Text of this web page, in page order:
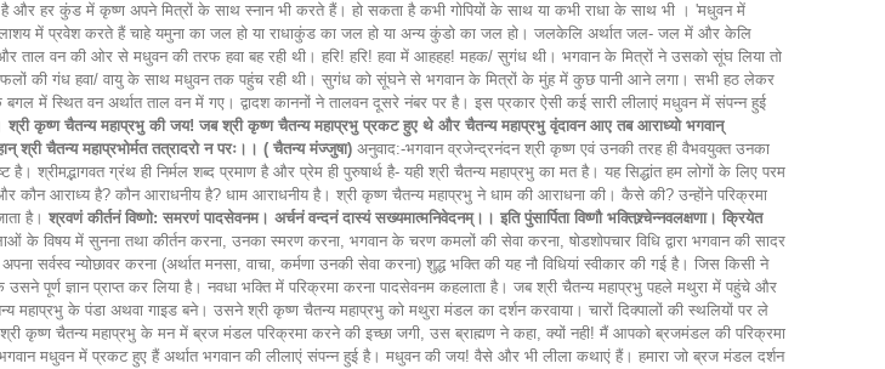
और हर कुंड में कृष्ण अपने मित्रों के साथ स्नान भी करते हैं। हो सकता है कभी गोपियों के साथ या कभी राधा के साथ भी । 'मधुवन में
में प्रवेश करते हैं चाहे यमुना का जल हो या राधाकुंड का जल हो या अन्य कुंडो का जल हो। जलकेलि अर्थात जल- जल में और केलि
ताल वन की ओर से मधुवन की तरफ हवा बह रही थी। हरि! हरि! हवा में आहहह! महक/ सुगंध थी। भगवान के मित्रों ने उसको सूंघ लिया तो
की गंध हवा/ वायु के साथ मधुवन तक पहुंच रही थी। सुगंध को सूंघने से भगवान के मित्रों के मुंह में कुछ पानी आने लगा। सभी हठ लेकर
स्थित वन अर्थात ताल वन में गए। द्वादश काननों ने तालवन दूसरे नंबर पर है। इस प्रकार ऐसी कई सारी लीलाएं मधुवन में संपन्न हुई
श्री कृष्ण चैतन्य महाप्रभु की जय! जब श्री कृष्ण चैतन्य महाप्रभु प्रकट हुए थे और चैतन्य महाप्रभु वृंदावन आए तब आराध्यो भगवान्
श्री चैतन्य महाप्रभोर्मत तत्रादरो न परः।। ( चैतन्य मंज्जुषा) अनुवाद:-भगवान व्रजेन्द्रनंदन श्री कृष्ण एवं उनकी तरह ही वैभवयुक्त उनका
श्रीमद्भागवत ग्रंथ ही निर्मल शब्द प्रमाण है और प्रेम ही पुरुषार्थ है- यही श्री चैतन्य महाप्रभु का मत है। यह सिद्धांत हम लोगों के लिए परम
आराध्य है? कौन आराधनीय है? धाम आराधनीय है। श्री कृष्ण चैतन्य महाप्रभु ने धाम की आराधना की। कैसे की? उन्होंने परिक्रमा
है। श्रवणं कीर्तनं विष्णो: समरणं पादसेवनम। अर्चनं वन्दनं दास्यं सख्यमात्मनिवेदनम्।। इति पुंसार्पिता विष्णौ भक्तिश्र्चेन्नवलक्षणा। क्रियेत
के विषय में सुनना तथा कीर्तन करना, उनका स्मरण करना, भगवान के चरण कमलों की सेवा करना, षोडशोपचार विधि द्वारा भगवान की सादर
सर्वस्व न्योछावर करना (अर्थात मनसा, वाचा, कर्मणा उनकी सेवा करना) शुद्ध भक्ति की यह नौ विधियां स्वीकार की गई है। जिस किसी ने
उसने पूर्ण ज्ञान प्राप्त कर लिया है। नवधा भक्ति में परिक्रमा करना पादसेवनम कहलाता है। जब श्री चैतन्य महाप्रभु पहले मथुरा में पहुंचे और
के पंडा अथवा गाइड बने। उसने श्री कृष्ण चैतन्य महाप्रभु को मथुरा मंडल का दर्शन करवाया। चारों दिक्पालों की स्थलियों पर ले
कृष्ण चैतन्य महाप्रभु के मन में ब्रज मंडल परिक्रमा करने की इच्छा जगी, उस ब्राह्मण ने कहा, क्यों नही! मैं आपको ब्रजमंडल की परिक्रमा
मधुवन में प्रकट हुए हैं अर्थात भगवान की लीलाएं संपन्न हुई है। मधुवन की जय! वैसे और भी लीला कथाएं हैं। हमारा जो ब्रज मंडल दर्शन